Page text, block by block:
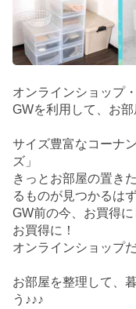
オンラインショップ
GWを利用して、お
サイズ豊富なコーナ
ズ」
きっとお部屋の置き
るものが見つかるは
GW前の今、お買得
お買得に！
オンラインショップ
お部屋を整理して、
う♪♪♪